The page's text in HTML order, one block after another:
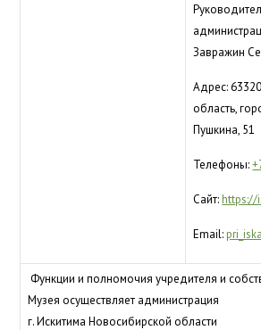
Завражин
Адрес:
область,
Пушкина, 51
Телефоны:
Сайт: https://
Email:
Функции и полномочия учредителя и
Музея осуществляет администрация
г. Искитима Новосибирской области